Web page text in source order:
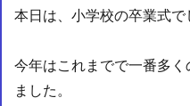
本日は、小学校の卒業式で
今年はこれまでで一番多
ました。